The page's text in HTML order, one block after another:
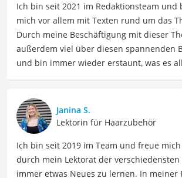
Ich bin seit 2021 im Redaktionsteam und
mich vor allem mit Texten rund um das
Durch meine Beschäftigung mit dieser
außerdem viel über diesen spannenden
und bin immer wieder erstaunt, was es
über Beauty- sowie Pflegeprodukte,
Haushaltswaren und vieles mehr. Meine
umfassen Produktvergleiche, Tipps,
Empfehlungen, um Lesern dabei zu
Produkte für ihre Bedürfnisse zu finden
Janina S.
Lektorin für Haarzubehör
Ich bin seit 2019 im Team und freue
durch mein Lektorat der verschiedensten
immer etwas Neues zu lernen. In meiner